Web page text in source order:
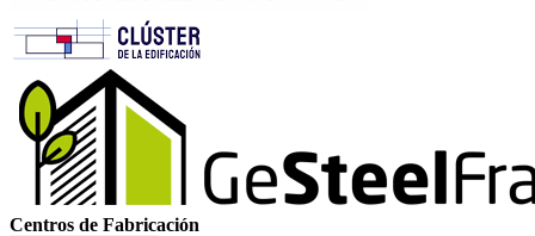
Centros de Fabricación